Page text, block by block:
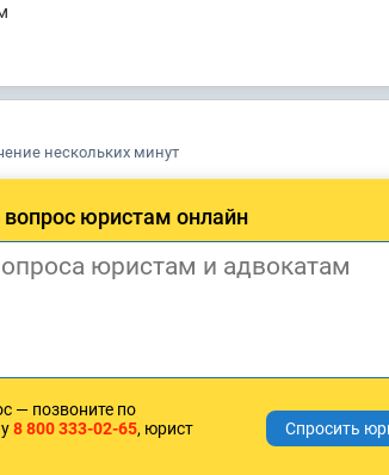
нескольких минут
юристам онлайн
— позвоните по
8 800 333-02-65, юрист